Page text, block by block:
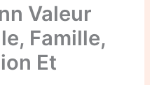
Valeur
Famille,
Et